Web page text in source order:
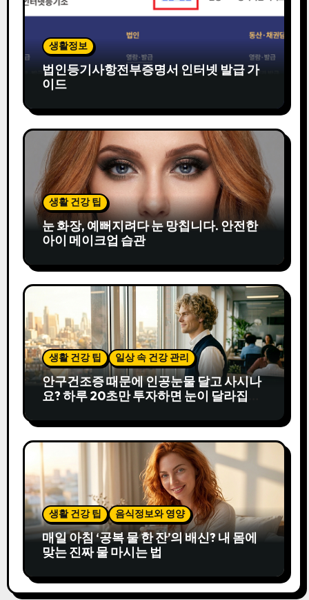
생활정보
법인등기사항전부증명서 인터넷 발급 가
이드
생활 건강 팁
눈 화장, 예뻐지려다 눈 망칩니다. 안전한
아이 메이크업 습관
생활 건강 팁 일상 속 건강 관리
안구건조증 때문에 인공눈물 달고 사시나
요? 하루 20초만 투자하면 눈이 달라집니
생활 건강 팁 음식정보와 영양
매일 아침 ‘공복 물 한 잔’의 배신? 내 몸에
맞는 진짜 물 마시는 법